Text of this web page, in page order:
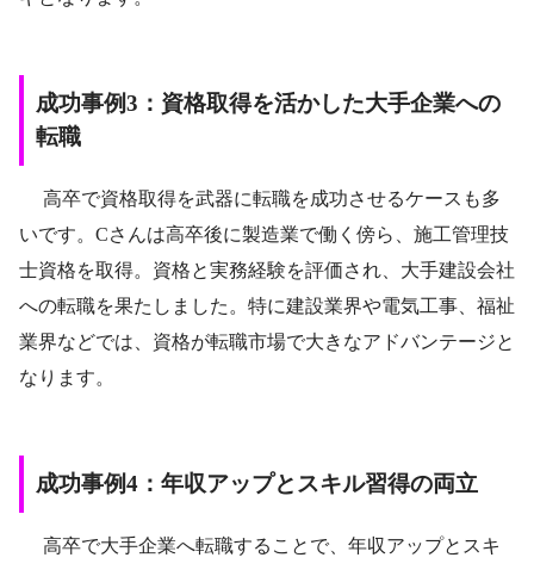
成功事例3：資格取得を活かした大手企業への
転職
高卒で資格取得を武器に転職を成功させるケースも多
いです。Cさんは高卒後に製造業で働く傍ら、施工管理技
士資格を取得。資格と実務経験を評価され、大手建設会社
への転職を果たしました。特に建設業界や電気工事、福祉
業界などでは、資格が転職市場で大きなアドバンテージと
なります。
成功事例4：年収アップとスキル習得の両立
高卒で大手企業へ転職することで、年収アップとスキ